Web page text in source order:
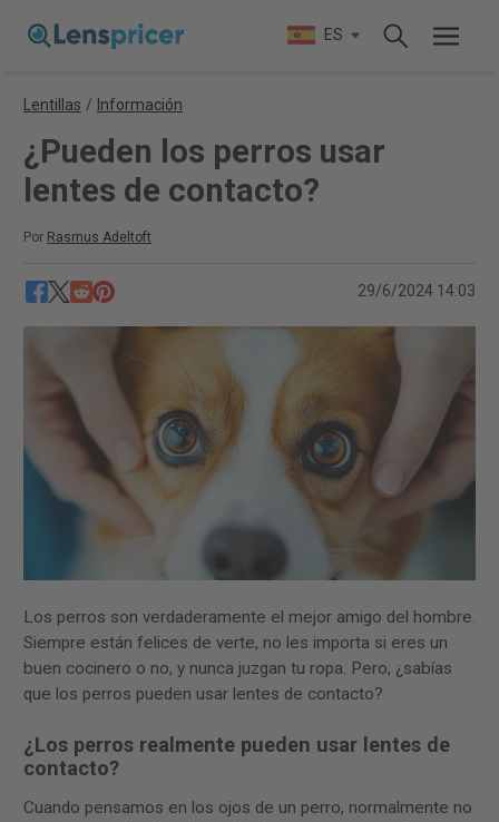
ES
Lentillas / Información
¿Pueden los perros usar
lentes de contacto?
Por Rasmus Adeltoft
29/6/2024 14:03
Los perros son verdaderamente el mejor amigo del hombre.
Siempre están felices de verte, no les importa si eres un
buen cocinero o no, y nunca juzgan tu ropa. Pero, ¿sabías
que los perros pueden usar lentes de contacto?
¿Los perros realmente pueden usar lentes de
contacto?
Cuando pensamos en los ojos de un perro, normalmente no